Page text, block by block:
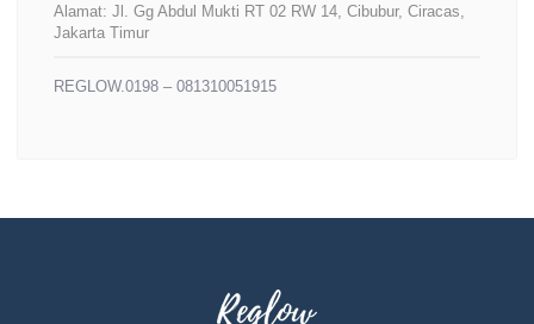
Alamat: Jl. Gg Abdul Mukti RT 02 RW 14, Cibubur, Ciracas,
Jakarta Timur
REGLOW.0198 – 081310051915